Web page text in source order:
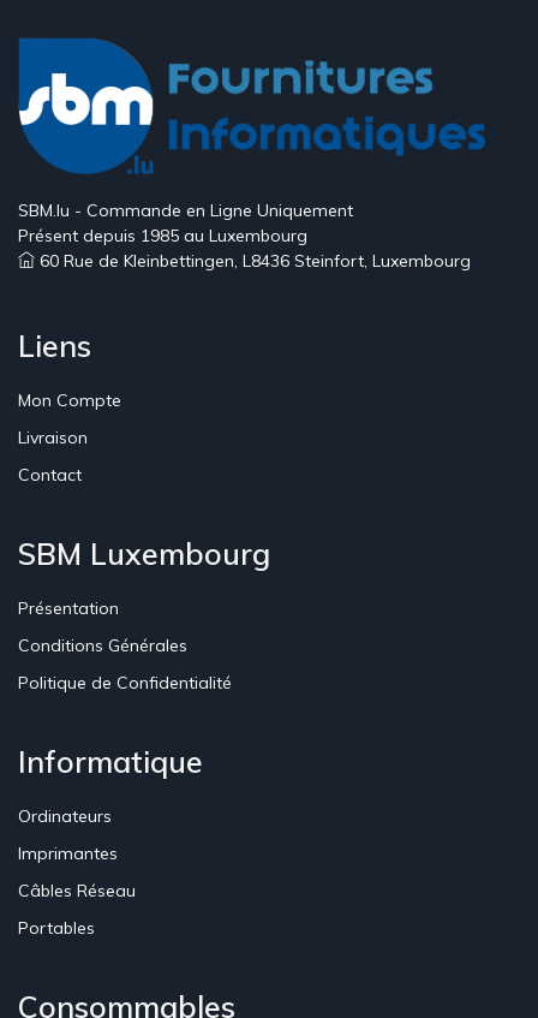
SBM.lu - Commande en Ligne Uniquement
Présent depuis 1985 au Luxembourg
60 Rue de Kleinbettingen, L8436 Steinfort, Luxembourg
Liens
Mon Compte
Livraison
Contact
SBM Luxembourg
Présentation
Conditions Générales
Politique de Confidentialité
Informatique
Ordinateurs
Imprimantes
Câbles Réseau
Portables
Consommables